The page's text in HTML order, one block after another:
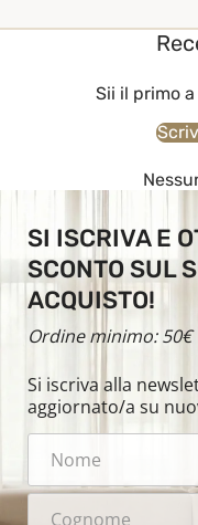
Sii il primo
SI ISCRIVA E
SCONTO SUL
ACQUISTO!
Ordine minimo: 50€
Si iscriva alla
aggiornato/a su